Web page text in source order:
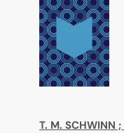
T. M. SCHWINN ;